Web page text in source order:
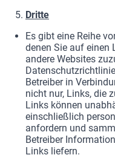
Dritte
Es gibt eine Reihe
denen Sie auf einen
andere Websites
Betreiber in
nicht nur, Links, die
Links können
einschließlich
anfordern und
Betreiber
Links liefern.